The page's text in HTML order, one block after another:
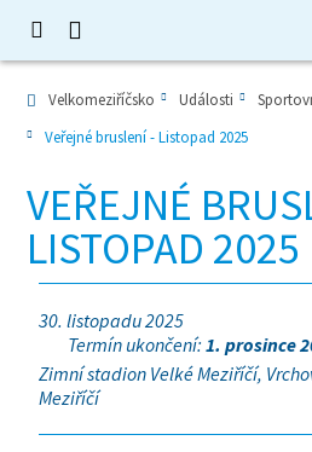
Velkomeziříčsko Události
Veřejné bruslení - Listopad 2025
VEŘEJNÉ
LISTOPAD 2025
30. listopadu 2025
Termín ukončení:1. prosince
Zimní stadion Velké Meziříčí,
Meziříčí